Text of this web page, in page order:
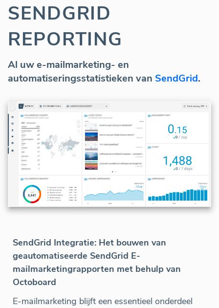
SENDGRID
REPORTING
Al uw e-mailmarketing- en
automatiseringsstatistieken van SendGrid.
SendGrid Integratie: Het bouwen van
geautomatiseerde SendGrid E-
mailmarketingrapporten met behulp van
Octoboard
E-mailmarketing blijft een essentieel onderdeel